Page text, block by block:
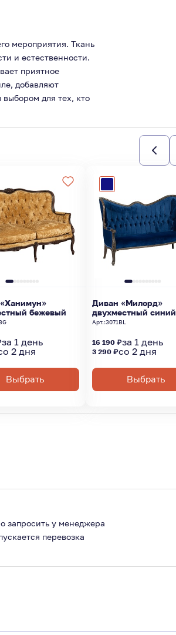
мероприятия. Ткань
и естественности.
приятное
добавляют
для тех, кто
бежевый
за 1 день
2 дня
Выбрать
Диван «Милорд»
двухместный синий
Арт.:3071BL
16 190 ₽за 1 день
3 290 ₽со 2 дня
Выбрать
запросить у менеджера
перевозка